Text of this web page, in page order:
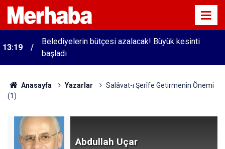
13:19
Belediyelerin bütçesi azalacak! Büyük kesinti
başladı
Anasayfa Yazarlar
Salâvat-ı Şerîfe Getirmenin Önemi
(1)
Abdullah Uçar